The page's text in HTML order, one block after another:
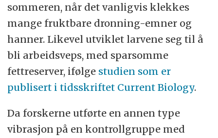
sommeren, når det vanligvis klekkes
mange fruktbare dronning-emner og
hanner. Likevel utviklet larvene seg til å
bli arbeidsveps, med sparsomme
fettreserver, ifølge studien som er
publisert i tidsskriftet Current Biology.
Da forskerne utførte en annen type
vibrasjon på en kontrollgruppe med